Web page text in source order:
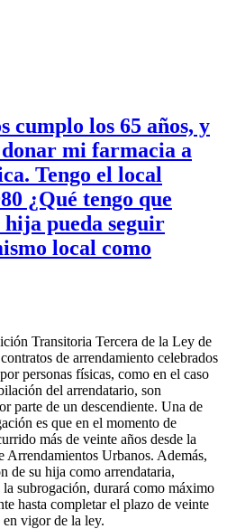
cumplo los 65 años, y
donar mi farmacia a
Tengo el local
¿Qué tengo que
pueda seguir
local como
Transitoria Tercera de la Ley de
de arrendamiento celebrados
personas físicas, como en el caso
del arrendatario, son
parte de un descendiente. Una de
es que en el momento de
más de veinte años desde la
Arrendamientos Urbanos. Además,
de su hija como arrendataria,
subrogación, durará como máximo
hasta completar el plazo de veinte
en vigor de la ley.